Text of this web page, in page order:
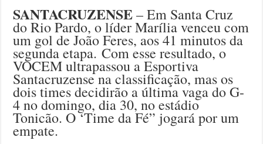
SANTACRUZENSE– Em Santa Cruz
do Rio Pardo, o líder Marília venceu com
um gol de João Feres, aos 41 minutos da
segunda etapa. Com esse resultado, o
VOCEM ultrapassou a Esportiva
Santacruzense na classificação, mas os
dois times decidirão a última vaga do G-
4 no domingo, dia 30, no estádio
Tonicão. O ‘Time da Fé” jogará por um
empate.